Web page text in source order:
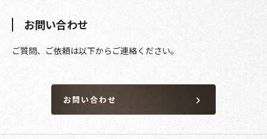
お問い合わせ
ご質問、ご依頼は以下からご連絡ください。
お問い合わせ